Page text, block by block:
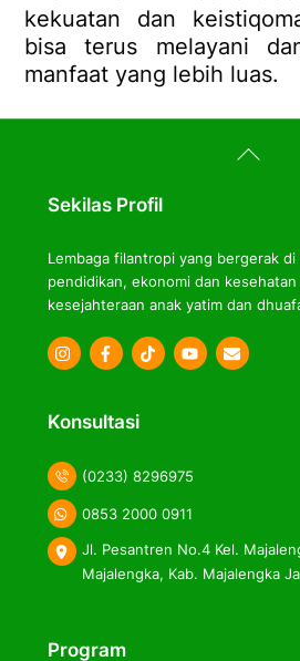
kekuatan dan
bisa terus melayani
manfaat yang lebih luas.
Back
To
Sekilas Profil
Lembaga filantropi yang bergerak di
pendidikan, ekonomi dan
kesejahteraan anak yatim dan
Icon
Icon
Icon
Konsultasi
(0233) 8296975
0853 2000 0911
Jl. Pesantren No.4 Kel.
Majalengka, Kab. Majalengka
Program